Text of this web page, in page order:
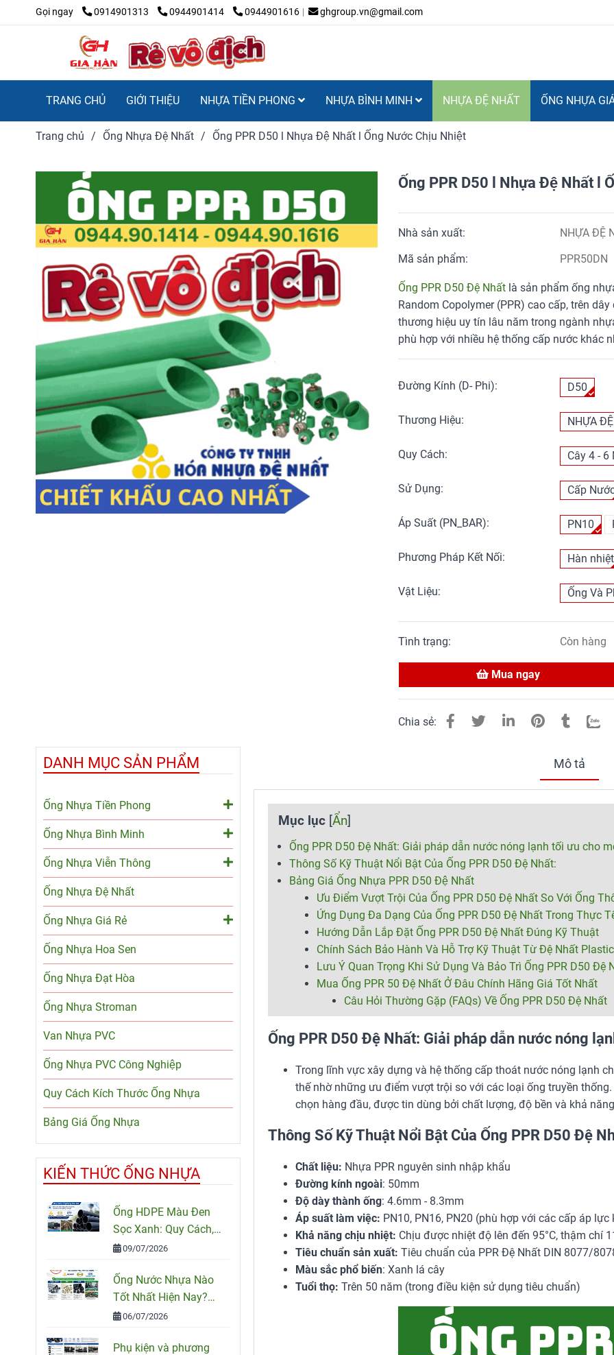
Gọi ngay 0914901313 0944901414 0944901616 ghgroup.vn@gmail.com
TRANG CHỦ GIỚI THIỆU NHỰA TIỀN PHONG NHỰA BÌNH MINH NHỰA ĐỆ NHẤT ỐNG NHỰA
Trang chủ / Ống Nhựa Đệ Nhất / Ống PPR D50 l Nhựa Đệ Nhất l Ống Nước Chịu Nhiệt
Ống PPR D50 l Nhựa Đệ Nhất l
Nhà sản xuất:
NHỰA ĐỆ
Mã sản phẩm:
PPR50DN
Ống PPR D50 Đệ Nhất là sản phẩm ống
Random Copolymer (PPR) cao cấp, trên
thương hiệu uy tín lâu năm trong ngành
phù hợp với nhiều hệ thống cấp nước khác
Đường Kính (D- Phi): D50
Thương Hiệu: NHỰA
Quy Cách: Cây 4 - 6
Sử Dụng: Cấp
Áp Suất (PN_BAR): PN10
Phương Pháp Kết Nối: Hàn nhiệt
Vật Liệu: Ống Và
Tình trạng: Còn hàng
Mua ngay
Chia sẻ:
Mô tả
Mục lục [Ẩn]
Ống PPR D50 Đệ Nhất: Giải pháp dẫn nước nóng lạnh tối ưu cho
Thông Số Kỹ Thuật Nổi Bật Của Ống PPR D50 Đệ Nhất:
Bảng Giá Ống Nhựa PPR D50 Đệ Nhất
Ưu Điểm Vượt Trội Của Ống PPR D50 Đệ Nhất So Với Ống
Ứng Dụng Đa Dạng Của Ống PPR D50 Đệ Nhất Trong Thực
Hướng Dẫn Lắp Đặt Ống PPR D50 Đệ Nhất Đúng Kỹ Thuật
Chính Sách Bảo Hành Và Hỗ Trợ Kỹ Thuật Từ Đệ Nhất Plastic
Lưu Ý Quan Trọng Khi Sử Dụng Và Bảo Trì Ống PPR D50 Đệ
Mua Ống PPR 50 Đệ Nhất Ở Đâu Chính Hãng Giá Tốt Nhất
Câu Hỏi Thường Gặp (FAQs) Về Ống PPR D50 Đệ Nhất
Ống PPR D50 Đệ Nhất: Giải pháp dẫn nước nóng
Trong lĩnh vực xây dựng và hệ thống cấp thoát nước nóng lạnh
thế nhờ những ưu điểm vượt trội so với các loại ống truyền
chọn hàng đầu, được tin dùng bởi chất lượng, độ bền và khả
Thông Số Kỹ Thuật Nổi Bật Của Ống PPR D50 Đệ
Chất liệu: Nhựa PPR nguyên sinh nhập khẩu
Đường kính ngoài: 50mm
Độ dày thành ống: 4.6mm - 8.3mm
Áp suất làm việc: PN10, PN16, PN20 (phù hợp với các cấp áp lực
Khả năng chịu nhiệt: Chịu được nhiệt độ lên đến 95°C, thậm chí
Tiêu chuẩn sản xuất: Tiêu chuẩn của PPR Đệ Nhất DIN 8077/
Màu sắc phổ biến: Xanh lá cây
Tuổi thọ: Trên 50 năm (trong điều kiện sử dụng tiêu chuẩn)
DANH MỤC SẢN PHẨM
Ống Nhựa Tiền Phong
Ống Nhựa Bình Minh
Ống Nhựa Viễn Thông
Ống Nhựa Đệ Nhất
Ống Nhựa Giá Rẻ
Ống Nhựa Hoa Sen
Ống Nhựa Đạt Hòa
Ống Nhựa Stroman
Van Nhựa PVC
Ống Nhựa PVC Công Nghiệp
Quy Cách Kích Thước Ống Nhựa
Bảng Giá Ống Nhựa
KIẾN THỨC ỐNG NHỰA
Ống HDPE Màu Đen
Sọc Xanh: Quy Cách,
Ứng Dụng Và Cách
09/07/2026
Ống Nước Nhựa Nào
Tốt Nhất Hiện Nay?
So Sánh PVC, PPR Và
06/07/2026
Phụ kiện và phương